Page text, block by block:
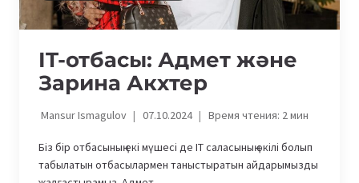
IT-отбасы: Адмет және
Зарина Акхтер
Mansur Ismagulov 07.10.2024 Время чтения: 2мин
Біз бір отбасының екі мүшесі де IT саласының өкілі болып
табылатын отбасылармен таныстыратын айдарымызды